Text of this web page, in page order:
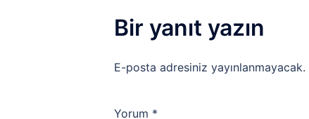
Bir yanıt yazın
E-posta adresiniz yayınlanmayacak.
Yorum *